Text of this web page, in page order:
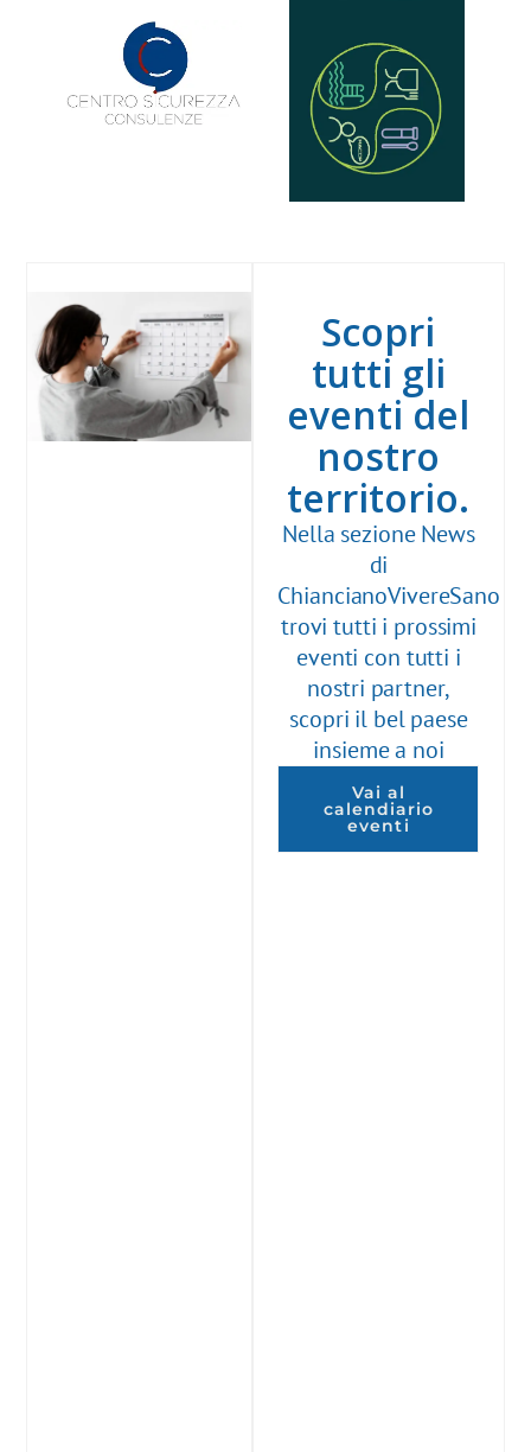
Scopri
tutti gli
eventi del
nostro
territorio.
Nella sezione News
di
ChiancianoVivereSano
trovi tutti i prossimi
eventi con tutti i
nostri partner,
scopri il bel paese
insieme a noi
Vai al
calendiario
eventi